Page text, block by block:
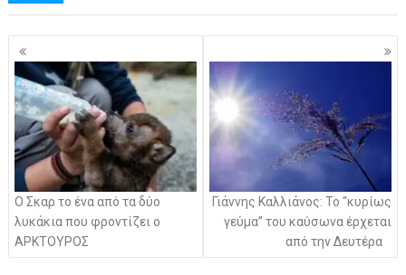
Πλοήγηση
άρθρων
Ο Σκαρ το ένα από τα δύο
λυκάκια που φροντίζει ο
ΑΡΚΤΟΥΡΟΣ
Γιάννης Καλλιάνος: Το “κυρίως
γεύμα” του καύσωνα έρχεται
από την Δευτέρα